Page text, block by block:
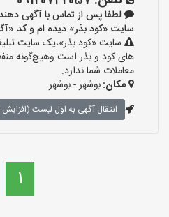
لطفا پس از تماس با آگهی
سایت «کود بذر» دیده ام و کد «آگهی-55» را
سایت «کود بذر»،یک سایت
های کود و بذر است وهیچ‌گونه
معاملات شما ندارد.
مکان:بوشهر - بوشهر
انتقال آگهی به اول لیست (افزایش
1